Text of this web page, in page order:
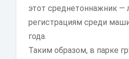
этот среднетоннажник —
регистрациям среди
года.
Таким образом, в парке